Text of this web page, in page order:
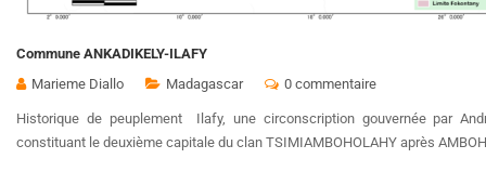
Commune ANKADIKELY-ILAFY
Marieme Diallo
Madagascar 0 commentaire
Historique de peuplement Ilafy, une circonscription gouvernée par
constituant le deuxième capitale du clan TSIMIAMBOHOLAHY après